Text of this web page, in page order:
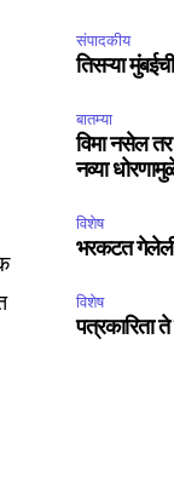
संपादकीय
तिसऱ्या
बातम्या
विमा नसेल तर
नव्या
विशेष
भरकटत
विशेष
पत्रकारिता